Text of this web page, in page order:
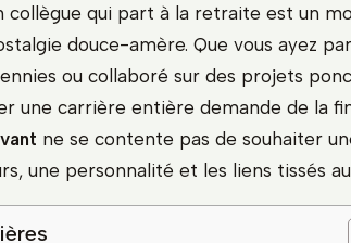
collègue qui part à la retraite est un
douce-amère. Que vous ayez
ou collaboré sur des projets
une carrière entière demande de la
ne se contente pas de souhaiter
une personnalité et les liens tissés